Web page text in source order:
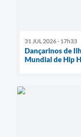
31 JUL 2026 - 17h33
Dançarinos de
Mundial de Hip